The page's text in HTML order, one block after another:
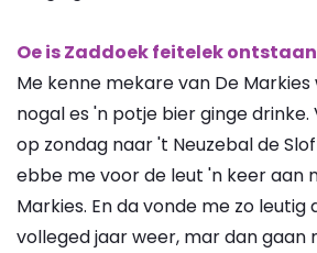
Oe is Zaddoek feitelek
Me kenne mekare van De
nogal es 'n potje bier ginge
op zondag naar 't Neuzebal de
ebbe me voor de leut 'n keer aan
Markies. En da vonde me zo
volleged jaar weer, mar dan gaan